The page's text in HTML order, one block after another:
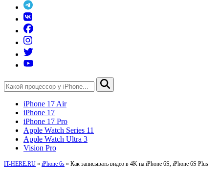
iPhone 17 Air
iPhone 17
iPhone 17 Pro
Apple Watch Series 11
Apple Watch Ultra 3
Vision Pro
IT-HERE.RU » iPhone 6s » Как записывать видео в 4K на iPhone 6S, iPhone 6S Plus